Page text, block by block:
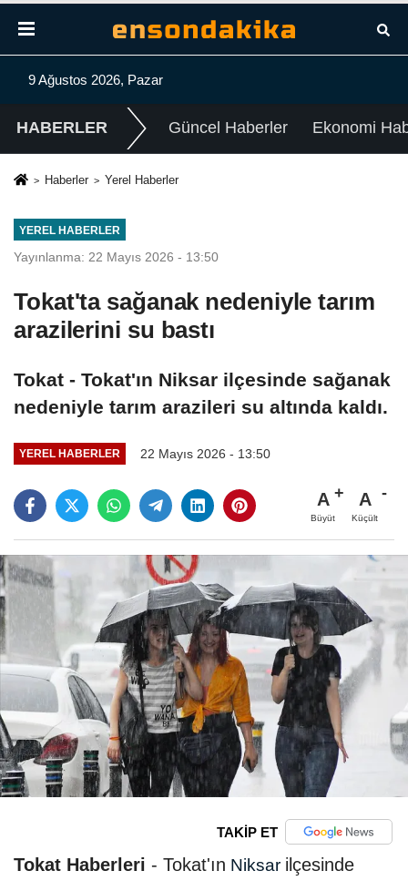
9 Ağustos 2026, Pazar
HABERLER Güncel Haberler Ekonomi
Haberler Yerel Haberler
YEREL HABERLER
Yayınlanma: 22 Mayıs 2026 - 13:50
Tokat'ta sağanak nedeniyle tarım
arazilerini su bastı
Tokat - Tokat'ın Niksar ilçesinde sağanak
nedeniyle tarım arazileri su altında kaldı.
YEREL HABERLER 22 Mayıs 2026 - 13:50
A
Büyüt
A
Küçült
TAKİP ET
Tokat Haberleri - Tokat'ın Niksar ilçesinde